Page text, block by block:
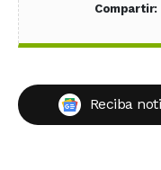
Compartir:
Reciba